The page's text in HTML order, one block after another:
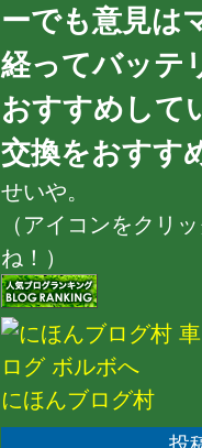
ーでも意見は
経ってバッテ
おすすめして
交換をおすす
せいや。
（アイコンをクリ
ね！）
にほんブログ村